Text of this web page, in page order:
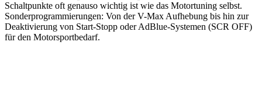
Schaltpunkte oft genauso wichtig ist wie das Motortuning selbst.
Sonderprogrammierungen: Von der V-Max Aufhebung bis hin zur
Deaktivierung von Start-Stopp oder AdBlue-Systemen (SCR OFF)
für den Motorsportbedarf.